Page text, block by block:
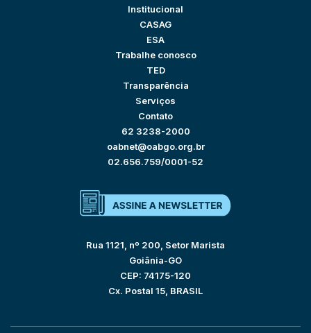
Institucional
CASAG
ESA
Trabalhe conosco
TED
Transparência
Serviços
Contato
62 3238-2000
oabnet@oabgo.org.br
02.656.759/0001-52
Rua 1121, nº 200, Setor Marista
Goiânia-GO
CEP: 74175-120
Cx. Postal 15, BRASIL